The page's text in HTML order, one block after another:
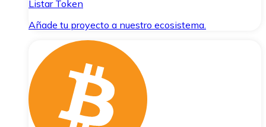
Listar Token
Añade tu proyecto a nuestro ecosistema.